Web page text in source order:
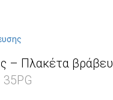
– Πλακέτα
35PG